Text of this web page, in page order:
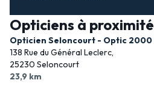
Opticiens à proximité
Opticien Seloncourt - Optic 2000
138 Rue du Général Leclerc,
25230 Seloncourt
23,9 km